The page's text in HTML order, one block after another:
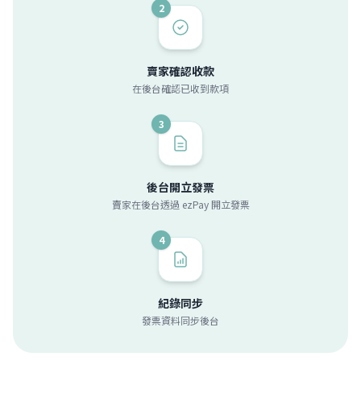
2
賣家確認收款
在後台確認已收到款項
3
後台開立發票
賣家在後台透過 ezPay 開立發票
4
紀錄同步
發票資料同步後台